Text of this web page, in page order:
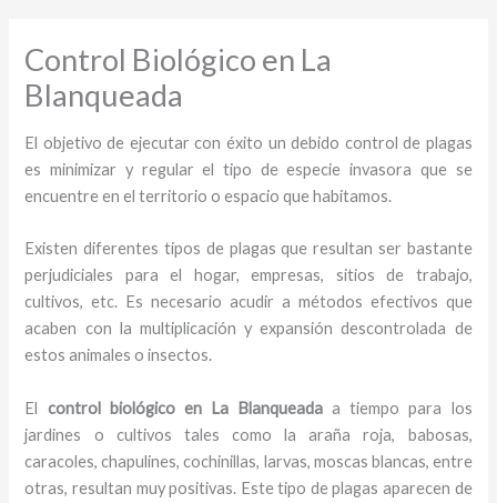
Control Biológico en La
Blanqueada
El objetivo de ejecutar con éxito un debido control de plagas
es minimizar y regular el tipo de especie invasora que se
encuentre en el territorio o espacio que habitamos.
Existen diferentes tipos de plagas que resultan ser bastante
perjudiciales para el hogar, empresas, sitios de trabajo,
cultivos, etc. Es necesario acudir a métodos efectivos que
acaben con la multiplicación y expansión descontrolada de
estos animales o insectos.
El control biológico en La Blanqueada a tiempo para los
jardines o cultivos tales como la araña roja, babosas,
caracoles, chapulines, cochinillas, larvas, moscas blancas, entre
otras, resultan muy positivas. Este tipo de plagas aparecen de